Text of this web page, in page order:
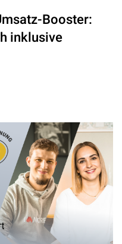
Booster:
inklusive